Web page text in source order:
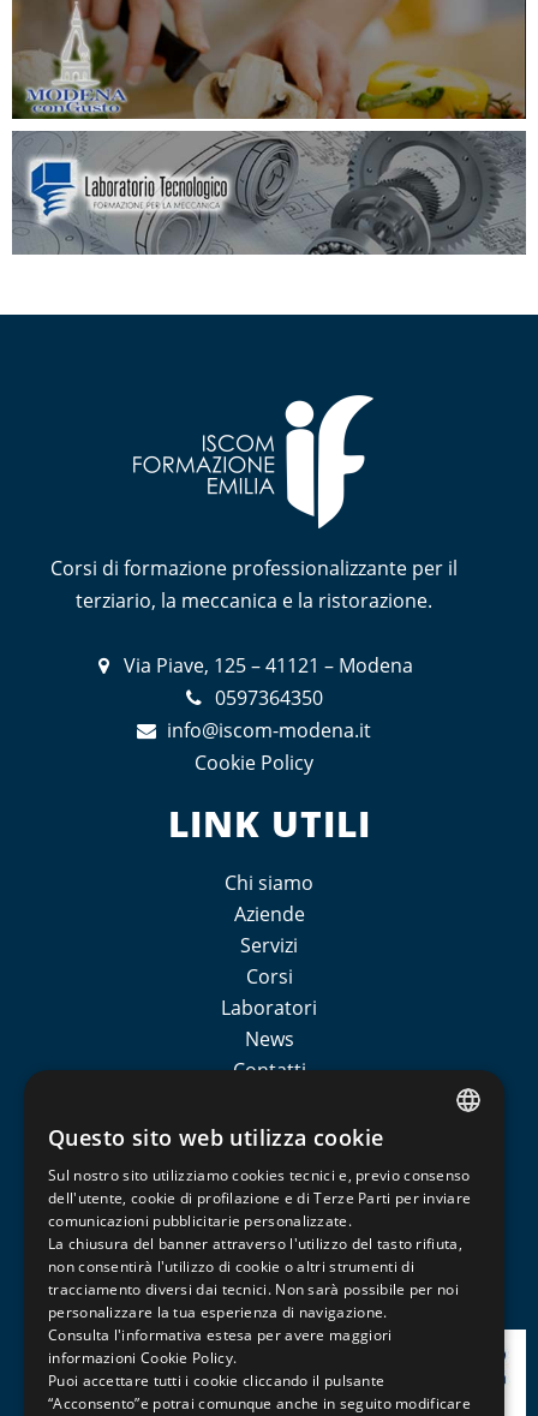
Corsi di formazione professionalizzante per il
terziario, la meccanica e la ristorazione.
Via Piave, 125 – 41121 – Modena
0597364350
info@iscom-modena.it
Cookie Policy
LINK UTILI
Chi siamo
Aziende
Servizi
Corsi
Laboratori
News
Contatti
Iscom formazione
CATEGORIE CORSI
Non sono presenti prodotti per questa categoria
ENGLISH
Questo sito web utilizza cookie
Sul nostro sito utilizziamo cookies tecnici e, previo consenso
dell'utente, cookie di profilazione e di Terze Parti per inviare
comunicazioni pubblicitarie personalizzate.
La chiusura del banner attraverso l'utilizzo del tasto rifiuta,
non consentirà l'utilizzo di cookie o altri strumenti di
tracciamento diversi dai tecnici. Non sarà possibile per noi
personalizzare la tua esperienza di navigazione.
Consulta l'informativa estesa per avere maggiori
informazioni Cookie Policy.
Puoi accettare tutti i cookie cliccando il pulsante
“Acconsento”e potrai comunque anche in seguito modificare